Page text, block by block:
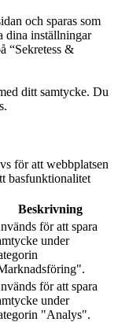
och sparas som
dina inställningar
“Sekretess &
ditt samtycke. Du
för att webbplatsen
basfunktionalitet
Beskrivning
för att spara
under
för att spara
under
"Analys".